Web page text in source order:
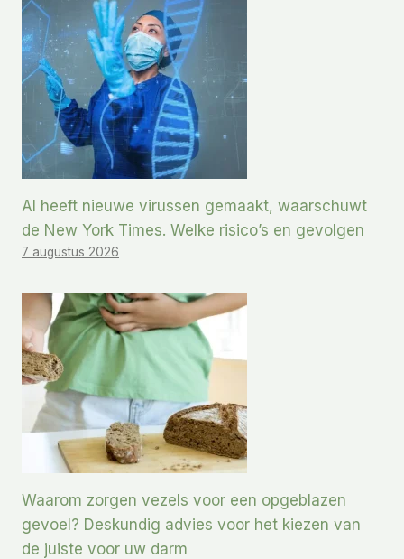
AI heeft nieuwe virussen gemaakt, waarschuwt
de New York Times. Welke risico’s en gevolgen
7 augustus 2026
Waarom zorgen vezels voor een opgeblazen
gevoel? Deskundig advies voor het kiezen van
de juiste voor uw darm